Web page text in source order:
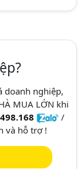
doanh nghiệp,
MUA LỚN khi
/
và hỗ trợ !